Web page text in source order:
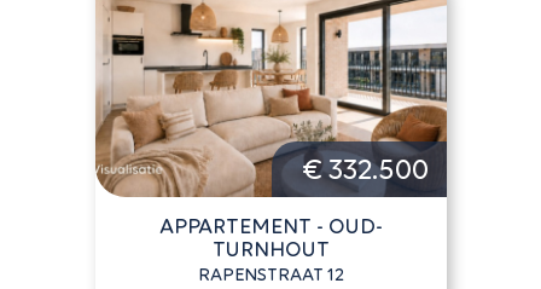
€ 332.500
APPARTEMENT - OUD-
TURNHOUT
RAPENSTRAAT 12